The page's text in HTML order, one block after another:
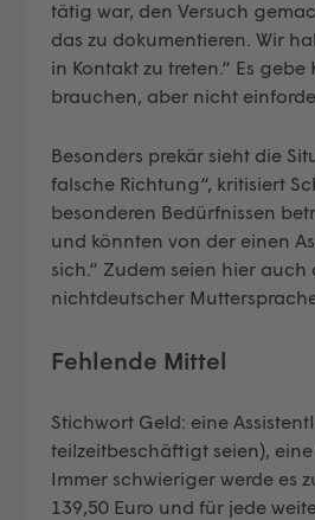
tätig war, den Versuch
das zu dokumentieren. Wir
in Kontakt zu treten.“ Es
brauchen, aber nicht
Besonders prekär sieht die
falsche Richtung“, kritisiert
besonderen Bedürfnissen
und könnten von der einen
sich.“ Zudem seien hier
nichtdeutscher
Fehlende Mittel
Stichwort Geld: eine
teilzeitbeschäftigt seien),
Immer schwieriger werde es
139,50 Euro und für jede